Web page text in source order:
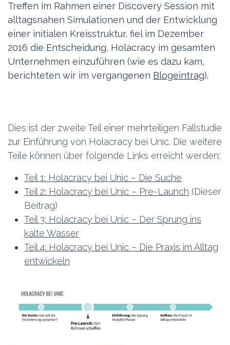
Treffen im Rahmen einer Discovery Session mit
alltagsnahen Simulationen und der Entwicklung
einer initialen Kreisstruktur, fiel im Dezember
2016 die Entscheidung, Holacracy im gesamten
Unternehmen einzuführen (wie es dazu kam,
berichteten wir im vergangenen Blogeintrag).
Dies ist der zweite Teil einer mehrteiligen Fallstudie
zur Einführung von Holacracy bei Unic. Die weitere
Teile können über folgende Links erreicht werden:
Teil 1: Holacracy bei Unic – Die Suche
Teil 2: Holacracy bei Unic – Pre-Launch (Dieser
Beitrag)
Teil 3: Holacracy bei Unic – Der Sprung ins
kalte Wasser
Teil 4: Holacracy bei Unic – Die Praxis im Alltag
entwickeln